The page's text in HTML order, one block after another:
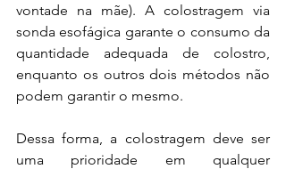
vontade na mãe). A colostragem via
sonda esofágica garante o consumo da
quantidade adequada de colostro,
enquanto os outros dois métodos não
podem garantir o mesmo.
Dessa forma, a colostragem deve ser
uma prioridade em qualquer